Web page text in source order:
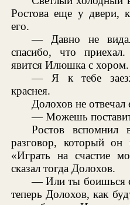
Ростова еще у двери,
его.
— Давно не
спасибо, что
явится Илюшка с хором.
— Я к тебе
краснея.
Долохов не отвечал
— Можешь
Ростов вспомнил
разговор, который
«Играть на счастие
сказал тогда Долохов.
— Или ты боишься
теперь Долохов, как